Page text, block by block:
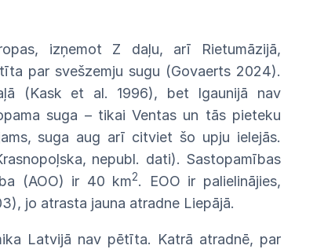
pas, izņemot Z daļu, arī Rietumāzijā,
par svešzemju sugu (Govaerts 2024).
(Kask et al. 1996), bet Igaunijā nav
suga – tikaiVentas un tās pieteku
suga aug arī citviet šo upju ielejās.
nepubl. dati). Sastopamības
(AOO) ir 40 km2. EOO ir palielinājies,
jo atrasta jauna atradne Liepājā.
Latvijā nav pētīta. Katrā atradnē, par